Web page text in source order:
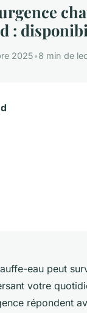
:
2025•8 min de
eau peut
votre
répondent